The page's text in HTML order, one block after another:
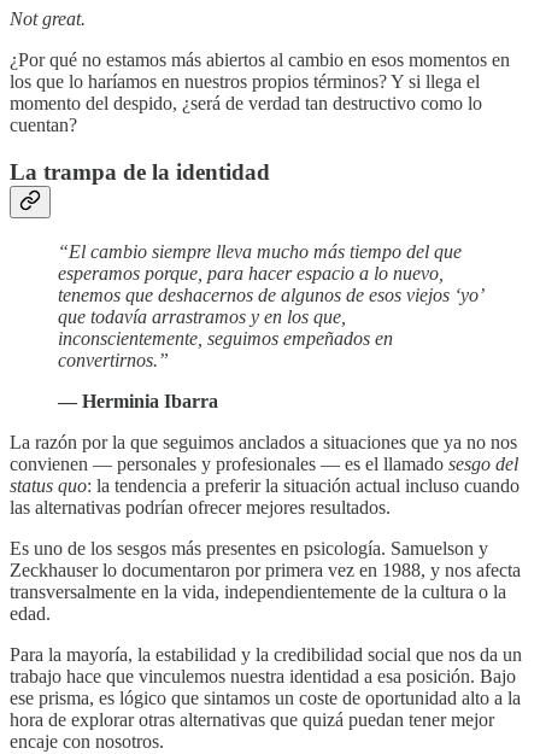
Not great.
¿Por qué no estamos más abiertos al cambio en esos momentos en
los que lo haríamos en nuestros propios términos? Y si llega el
momento del despido, ¿será de verdad tan destructivo como lo
cuentan?
La trampa de la identidad
“El cambio siempre lleva mucho más tiempo del que
esperamos porque, para hacer espacio a lo nuevo,
tenemos que deshacernos de algunos de esos viejos ‘yo’
que todavía arrastramos y en los que,
inconscientemente, seguimos empeñados en
convertirnos.”
— Herminia Ibarra
La razón por la que seguimos anclados a situaciones que ya no nos
convienen — personales y profesionales — es el llamado sesgo del
status quo: la tendencia a preferir la situación actual incluso cuando
las alternativas podrían ofrecer mejores resultados.
Es uno de los sesgos más presentes en psicología. Samuelson y
Zeckhauser lo documentaron por primera vez en 1988, y nos afecta
transversalmente en la vida, independientemente de la cultura o la
edad.
Para la mayoría, la estabilidad y la credibilidad social que nos da un
trabajo hace que vinculemos nuestra identidad a esa posición. Bajo
ese prisma, es lógico que sintamos un coste de oportunidad alto a la
hora de explorar otras alternativas que quizá puedan tener mejor
encaje con nosotros.